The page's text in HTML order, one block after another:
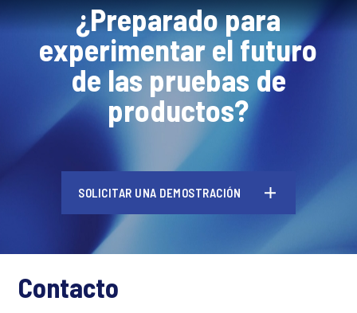
¿Preparado para
experimentar el futuro
de las pruebas de
productos?
SOLICITAR UNA DEMOSTRACIÓN
Contacto